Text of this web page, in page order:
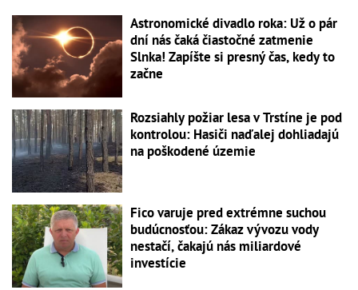
Astronomické divadlo roka: Už o pár
dní nás čaká čiastočné zatmenie
Slnka! Zapíšte si presný čas, kedy to
začne
Rozsiahly požiar lesa v Trstíne je pod
kontrolou: Hasiči naďalej dohliadajú
na poškodené územie
Fico varuje pred extrémne suchou
budúcnosťou: Zákaz vývozu vody
nestačí, čakajú nás miliardové
investície